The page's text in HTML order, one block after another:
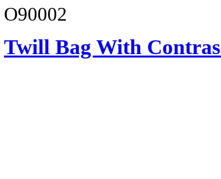
O90002
Twill Bag With